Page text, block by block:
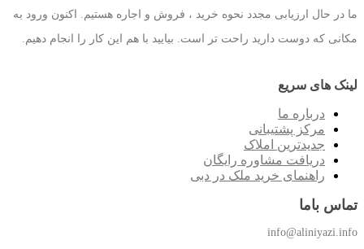
ما در حال ارزیابی مجدد نحوه خرید ، فروش و اجاره هستیم. اکنون ورود به
مکانی که دوست دارید راحت تر است. بیایید با هم این کار را انجام دهیم.
لینک های سریع
درباره ما
مرکز پشتیبانی
جدیدترین املاک
دریافت مشاوره رایگان
راهنمای خرید ملک در دبی
تماس باما
info@aliniyazi.info